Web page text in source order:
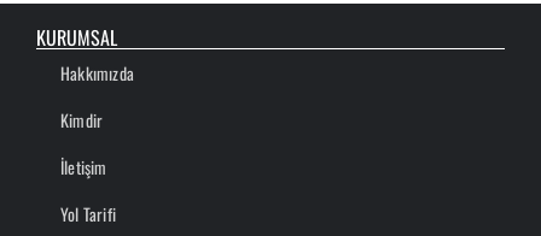
KURUMSAL
Hakkımızda
Kimdir
İletişim
Yol Tarifi